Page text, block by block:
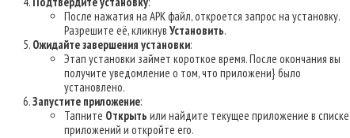
После нажатия на APK файл, откроется запрос на установку.
Разрешите её, кликнув Установить.
Ожидайте завершения установки:
Этап установки займет короткое время. После окончания вы
получите уведомление о том, что приложени} было
установлено.
Запустите приложение:
Тапните Открыть или найдите текущее приложение в списке
приложений и откройте его.